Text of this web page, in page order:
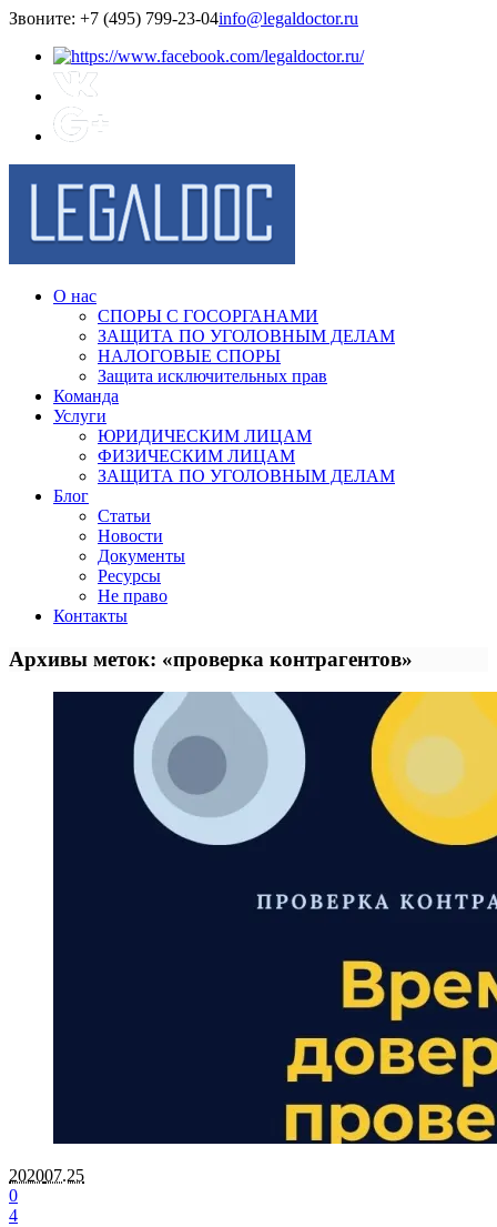
Звоните: +7 (495) 799-23-04info@legaldoctor.ru
О нас
СПОРЫ С ГОСОРГАНАМИ
ЗАЩИТА ПО УГОЛОВНЫМ ДЕЛАМ
НАЛОГОВЫЕ СПОРЫ
Защита исключительных прав
Команда
Услуги
ЮРИДИЧЕСКИМ ЛИЦАМ
ФИЗИЧЕСКИМ ЛИЦАМ
ЗАЩИТА ПО УГОЛОВНЫМ ДЕЛАМ
Блог
Статьи
Новости
Документы
Ресурсы
Не право
Контакты
Архивы меток: «проверка контрагентов»
202007.25
0
4